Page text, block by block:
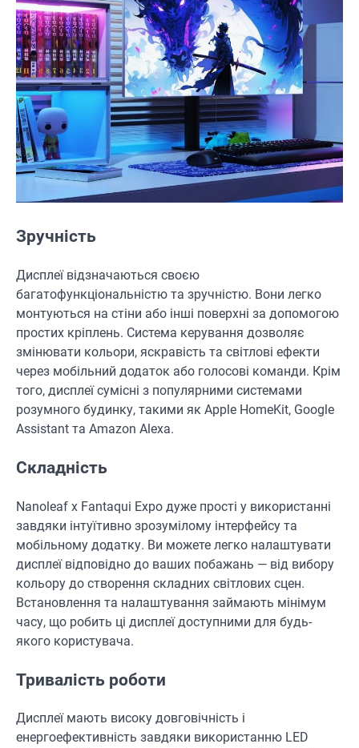
Зручність
Дисплеї відзначаються своєю
багатофункціональністю та зручністю. Вони легко
монтуються на стіни або інші поверхні за допомогою
простих кріплень. Система керування дозволяє
змінювати кольори, яскравість та світлові ефекти
через мобільний додаток або голосові команди. Крім
того, дисплеї сумісні з популярними системами
розумного будинку, такими як Apple HomeKit, Google
Assistant та Amazon Alexa.
Складність
Nanoleaf x Fantaqui Expo дуже прості у використанні
завдяки інтуїтивно зрозумілому інтерфейсу та
мобільному додатку. Ви можете легко налаштувати
дисплеї відповідно до ваших побажань — від вибору
кольору до створення складних світлових сцен.
Встановлення та налаштування займають мінімум
часу, що робить ці дисплеї доступними для будь-
якого користувача.
Тривалість роботи
Дисплеї мають високу довговічність і
енергоефективність завдяки використанню LED